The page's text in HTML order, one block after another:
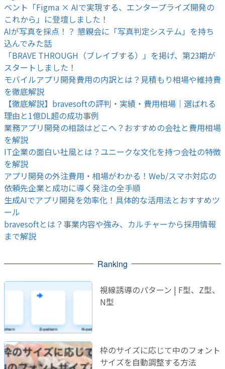
ベント「Figma × AIで実現する、エンタープライズ開発の
これから」に登壇しました！
AIが写真を採点！？ 懇親会に「写真判定システム」を持ち
込んでみた話
「BRAVE THROUGH（ブレイブする）」を掲げ、第23期が
スタートしました！
モバイルアプリ開発費用の内訳とは？見積もり相場や維持費
を徹底解説
【徹底解説】bravesoftの評判・実績・費用相場｜選ばれる
理由と1億DL超の成功事例
業務アプリ開発の相談はどこへ？おすすめの会社と費用相場
を解説
IT企業の面白い社風とは？ユニークな文化を持つ会社の特徴
を解説
アプリ開発の外注費用・相場がわかる！Web/スマホ対応の
依頼先企業と成功に導く発注の全手順
生成AIでアプリ開発を効率化！具体的な活用法とおすすめツ
ール
bravesoftとは？事業内容や強み、カルチャーから採用情報
まで解説
Ranking
視線誘導のパターン | F型、Z型、
N型
枠のサイズに応じて中のフォント
サイズを自動調整する方法